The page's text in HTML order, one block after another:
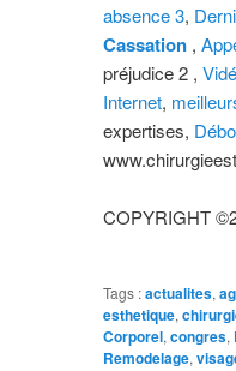
absence 3,
Cassation,
préjudice 2 ,
Internet,
expertises,
COPYRIGHT
Tags :actualites,
esthetique,
Corporel,congres,
Remodelage,